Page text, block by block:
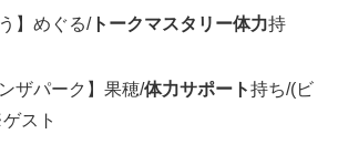
】めぐる/トークマスタリー体力持
ザパーク】果穂/体力サポート持ち/(ビ
スト